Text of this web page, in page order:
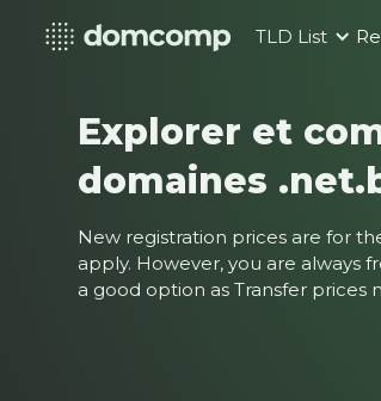
TLD List
Explorer et
domaines
New registration prices are for
apply. However, you are always
a good option as Transfer